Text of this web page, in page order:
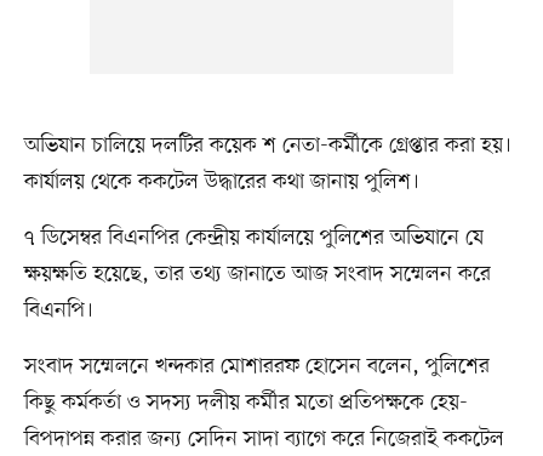
অভিযান চালিয়ে দলটির কয়েক শ নেতা-কর্মীকে গ্রেপ্তার করা হয়।
কার্যালয় থেকে ককটেল উদ্ধারের কথা জানায় পুলিশ।
৭ ডিসেম্বর বিএনপির কেন্দ্রীয় কার্যালয়ে পুলিশের অভিযানে যে
ক্ষয়ক্ষতি হয়েছে, তার তথ্য জানাতে আজ সংবাদ সম্মেলন করে
বিএনপি।
সংবাদ সম্মেলনে খন্দকার মোশাররফ হোসেন বলেন, পুলিশের
কিছু কর্মকর্তা ও সদস্য দলীয় কর্মীর মতো প্রতিপক্ষকে হেয়-
বিপদাপন্ন করার জন্য সেদিন সাদা ব্যাগে করে নিজেরাই ককটেল